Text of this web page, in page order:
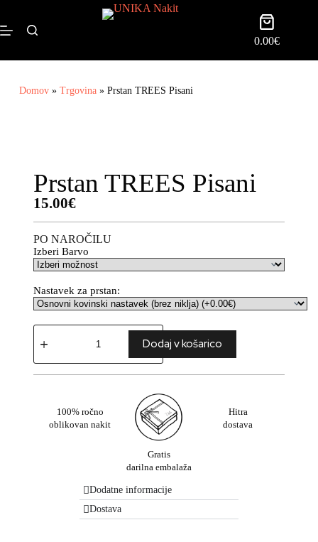
0.00€
Domov» Trgovina» Prstan TREES Pisani
Prstan TREES Pisani
15.00€
PO NAROČILU
Izberi Barvo
Nastavek za prstan:
Dodaj v košarico
100% ročno
oblikovan nakit
Gratis
darilna embalaža
Hitra
dostava
Dodatne informacije
Dostava